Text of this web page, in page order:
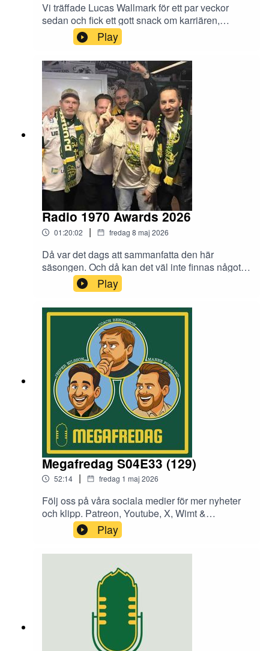
Vi träffade Lucas Wallmark för ett par veckor
sedan och fick ett gott snack om karriären,
återkomsten och vad som väntar i Björklöven de
kommande åren. Intervjun släpptes för ett par
veckor sedan på Patreon för medlemskap och
fler avsnitt under off season signa upp på
patreon.com/radio1970
Play
Radio 1970 Awards 2026
01:20:02 | fredag 8 maj 2026
Då var det dags att sammanfatta den här
säsongen. Och då kan det väl inte finnas något
bättre sätt att göra det än med det årliga Radio
1970 Awards. Detta år delar vi ut priserna Årets
motståndarsupporter, Årets junior, Årets värvning,
Årets supporter och Årets unsung hero.
Dessutom redovisar vi sluttabellen för hela
säsongen från Veckans Beliavski och utser
tillsammans ÅRETS Marklund.Tack för den här
säsongen och god lyssning!
Play
Megafredag S04E33 (129)
52:14 | fredag 1 maj 2026
Följ oss på våra sociala medier för mer nyheter
och klipp. Patreon, Youtube, X, Wimt &
Instagram. @radio170se
Play